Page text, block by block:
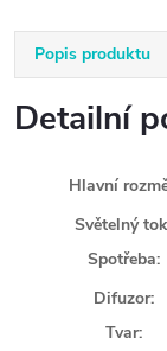
Popis produktu
Detailní
Hlavní
Světelný
Spotřeba:
Difuzor:
Tvar: